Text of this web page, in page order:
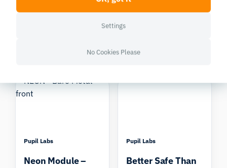
Tracking Glasses
Eye Tracking
In Stock
Pupil Labs
Neon Module –
Pupil Labs
Better Safe Than
Settings
No Cookies Please